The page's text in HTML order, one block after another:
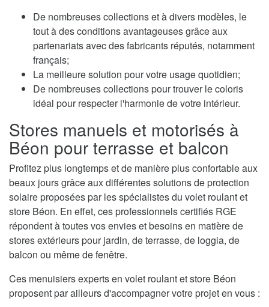
De nombreuses collections et à divers modèles, le
tout à des conditions avantageuses grâce aux
partenariats avec des fabricants réputés, notamment
français;
La meilleure solution pour votre usage quotidien;
De nombreuses collections pour trouver le coloris
idéal pour respecter l'harmonie de votre intérieur.
Stores manuels et motorisés à
Béon pour terrasse et balcon
Profitez plus longtemps et de manière plus confortable aux
beaux jours grâce aux différentes solutions de protection
solaire proposées par les spécialistes du volet roulant et
store Béon. En effet, ces professionnels certifiés RGE
répondent à toutes vos envies et besoins en matière de
stores extérieurs pour jardin, de terrasse, de loggia, de
balcon ou même de fenêtre.
Ces menuisiers experts en volet roulant et store Béon
proposent par ailleurs d'accompagner votre projet en vous :